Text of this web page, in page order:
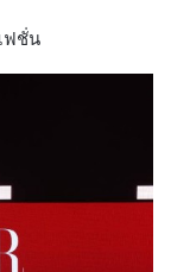
ฟชั่น